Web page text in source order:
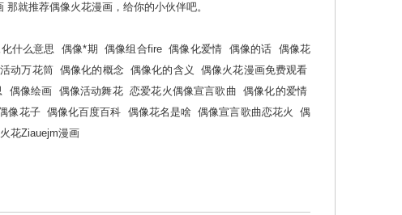
就推荐偶像火花漫画，给你的小伙伴吧。
什么意思 偶像*期 偶像组合fire 偶像化爱情 偶像的话 偶像花
动万花筒 偶像化的概念 偶像化的含义
偶像火花漫画免费观看
偶像绘画 偶像活动舞花 恋爱花火偶像宣言歌曲
偶像化的爱情
像花子 偶像化百度百科 偶像花名是啥 偶像宣言歌曲恋花火
偶
花Ziauejm漫画